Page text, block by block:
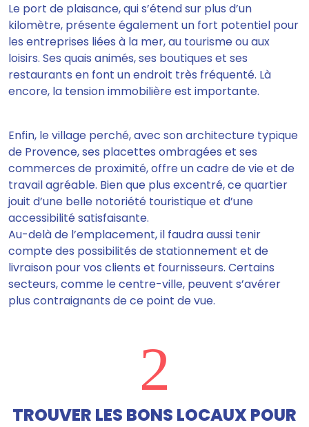
Le port de plaisance, qui s’étend sur plus d’un
kilomètre, présente également un fort potentiel pour
les entreprises liées à la mer, au tourisme ou aux
loisirs. Ses quais animés, ses boutiques et ses
restaurants en font un endroit très fréquenté. Là
encore, la tension immobilière est importante.
Enfin, le village perché, avec son architecture typique
de Provence, ses placettes ombragées et ses
commerces de proximité, offre un cadre de vie et de
travail agréable. Bien que plus excentré, ce quartier
jouit d’une belle notoriété touristique et d’une
accessibilité satisfaisante.
Au-delà de l’emplacement, il faudra aussi tenir
compte des possibilités de stationnement et de
livraison pour vos clients et fournisseurs. Certains
secteurs, comme le centre-ville, peuvent s’avérer
plus contraignants de ce point de vue.
2
TROUVER LES BONS LOCAUX POUR